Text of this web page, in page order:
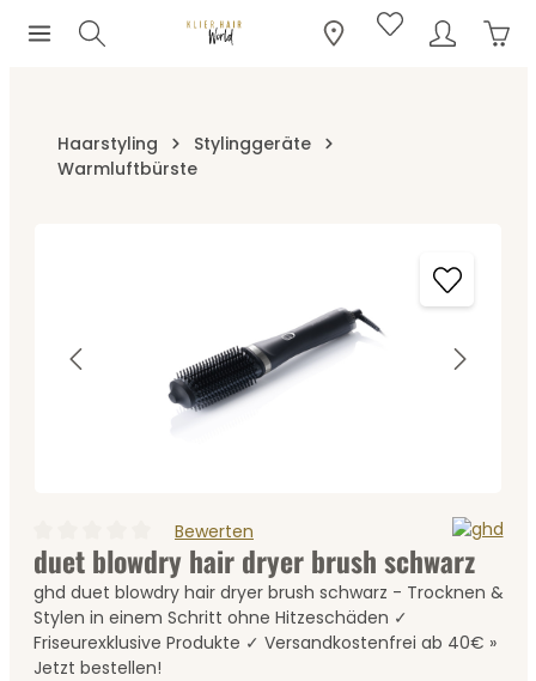
Zum Hauptinhalt springen
Haarstyling
Stylinggeräte
Warmluftbürste
Durchschnittliche Bewertung von 0 von 5 Sternen
Bewerten
duet blowdry hair dryer brush schwarz
ghd duet blowdry hair dryer brush schwarz - Trocknen &
Stylen in einem Schritt ohne Hitzeschäden ✓
Friseurexklusive Produkte ✓ Versandkostenfrei ab 40€ »
Jetzt bestellen!